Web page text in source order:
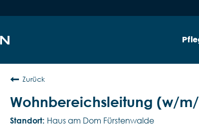
Zurück
Wohnbereichsleitung (w/
Haus am Dom Fürstenwalde